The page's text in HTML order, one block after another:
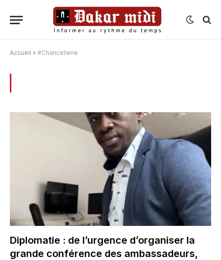
Accueil » #Chancellerie
Diplomatie : de l’urgence d’organiser la
grande conférence des ambassadeurs,